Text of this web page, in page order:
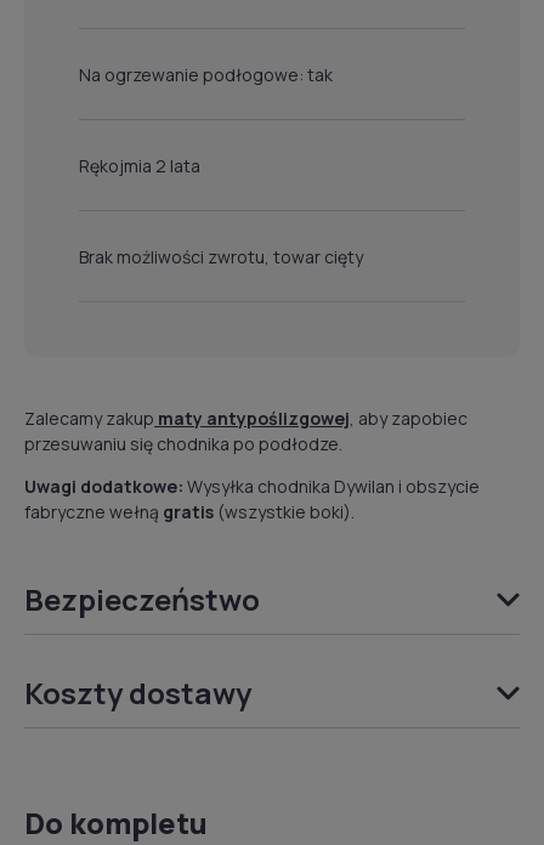
Na ogrzewanie podłogowe: tak
Rękojmia 2 lata
Brak możliwości zwrotu, towar cięty
Zalecamy zakup maty antypoślizgowej, aby zapobiec
przesuwaniu się chodnika po podłodze.
Uwagi dodatkowe: Wysyłka chodnika Dywilan i obszycie
fabryczne wełną gratis (wszystkie boki).
Bezpieczeństwo
Koszty dostawy
Do kompletu